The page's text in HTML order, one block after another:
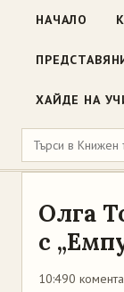
НАЧАЛО
ХАЙДЕ НА
Олга
с
10:490